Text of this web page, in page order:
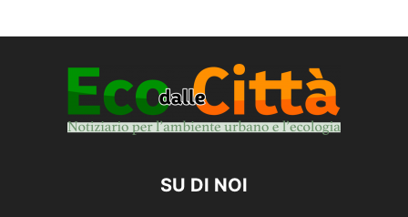
SU DI NOI